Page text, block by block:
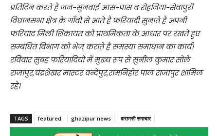
प्रतिदिन करते है जन-सुनवाई आस-पास व रोहनिया-सेवापुरी
विधानसभा क्षेत्र के गाँवो से आते है फरियादी सुनाते है अपनी
फरियाद मिली शिकायत को प्राथमिकता के आधार पर रखते हुए
सम्बंधित विभाग को भेज कराते है समस्या समाधान का कार्य।
रविवार सुबह फरियादियो में मुख्य रूप से सुनील कुमार सोले
राजापुर,चंद्रशेखर मास्टर वन्देपुर,रामनिहोर पाल राजापुर शामिल
रहे।
TAGS featured ghazipur news वाराणसी समाचार